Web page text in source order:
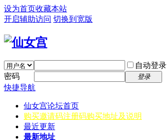
设为首页收藏本站
开启辅助访问 切换到宽版
自动登录
密码
登录
快捷导航
仙女宫论坛首页
购买邀请码注册码购买地址及说明
最近更新
最新地址